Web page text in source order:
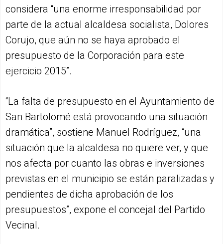
considera “una enorme irresponsabilidad por
parte de la actual alcaldesa socialista, Dolores
Corujo, que aún no se haya aprobado el
presupuesto de la Corporación para este
ejercicio 2015”.
“La falta de presupuesto en el Ayuntamiento de
San Bartolomé está provocando una situación
dramática”, sostiene Manuel Rodríguez, “una
situación que la alcaldesa no quiere ver, y que
nos afecta por cuanto las obras e inversiones
previstas en el municipio se están paralizadas y
pendientes de dicha aprobación de los
presupuestos”, expone el concejal del Partido
Vecinal.